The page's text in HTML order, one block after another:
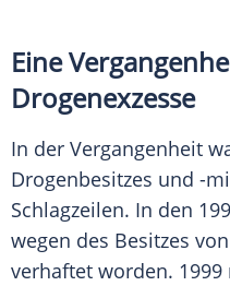
Eine
Drogenexzesse
In der Vergangenheit
Drogenbesitzes und -
Schlagzeilen. In den
wegen des Besitzes
verhaftet worden.